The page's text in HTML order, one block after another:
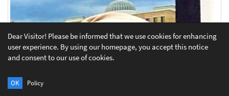
Dear Visitor! Please be informed that we use cookies for enhancing
user experience. By using our homepage, you accept this notice
and consent to our use of cookies.
OK Policy